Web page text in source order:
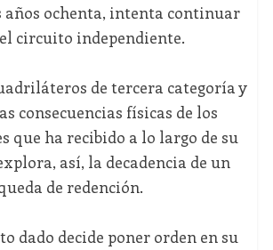
años ochenta, intenta continuar
circuito independiente.
de tercera categoría y
consecuencias físicas de los
que ha recibido a lo largo de su
así, la decadencia de un
de redención.
dado decide poner orden en su